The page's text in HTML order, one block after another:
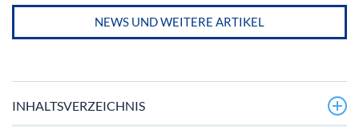
NEWS UND WEITERE ARTIKEL
INHALTSVERZEICHNIS